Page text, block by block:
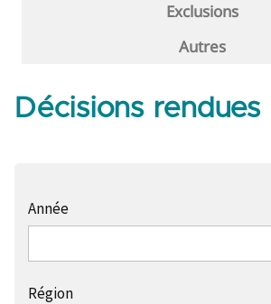
Exclusions
Autres
Décisions rendues
Année
Région